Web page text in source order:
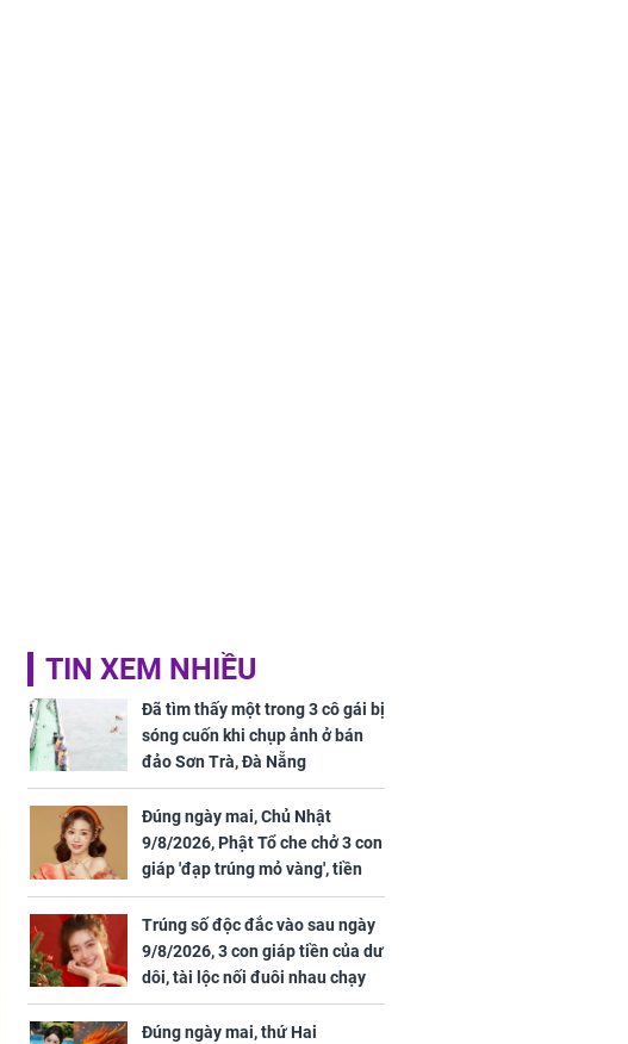
TIN XEM NHIỀU
Đã tìm thấy một trong 3 cô gái bị
sóng cuốn khi chụp ảnh ở bán
đảo Sơn Trà, Đà Nẵng
Đúng ngày mai, Chủ Nhật
9/8/2026, Phật Tổ che chở 3 con
giáp 'đạp trúng mỏ vàng', tiền
bạc nhiều như lá sung, sự
nghiệp vượng phát
Trúng số độc đắc vào sau ngày
9/8/2026, 3 con giáp tiền của dư
dôi, tài lộc nối đuôi nhau chạy
vào nhà, sự nghiệp phất lên
trông thấy
Đúng ngày mai, thứ Hai